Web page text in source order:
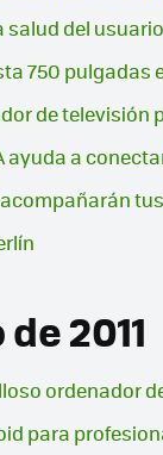
salud del
750 pulgadas
de televisión
ayuda a
2011
ordenador
para